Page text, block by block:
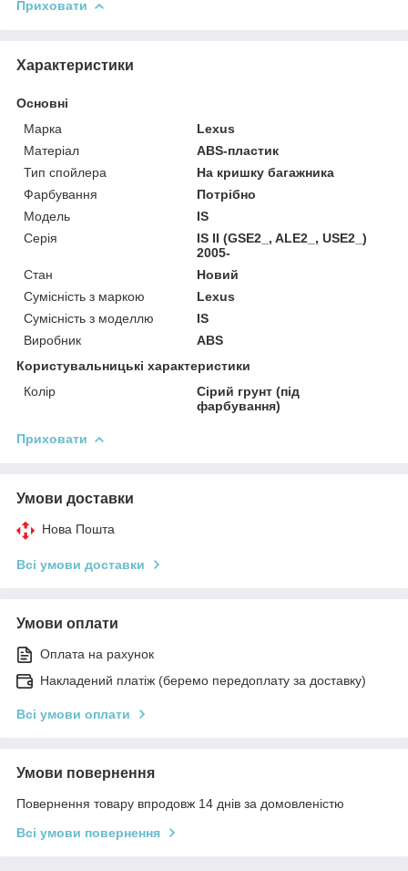
Приховати
Характеристики
Основні
Марка
Lexus
Матеріал
ABS-пластик
Тип спойлера
На кришку багажника
Фарбування
Потрібно
Модель
IS
Серія
IS II (GSE2_, ALE2_, USE2_)
2005-
Стан
Новий
Сумісність з маркою
Lexus
Сумісність з моделлю
IS
Виробник
ABS
Користувальницькі характеристики
Колір
Сірий грунт (під
фарбування)
Приховати
Умови доставки
Нова Пошта
Всі умови доставки
Умови оплати
Оплата на рахунок
Накладений платіж (беремо передоплату за доставку)
Всі умови оплати
Умови повернення
Повернення товару впродовж 14 днів за домовленістю
Всі умови повернення